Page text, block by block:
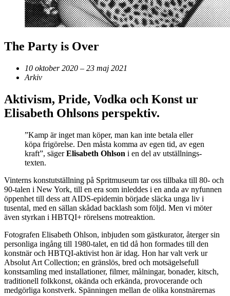
The Party is Over
10 oktober 2020 – 23 maj 2021
Arkiv
Aktivism, Pride, Vodka och Konst ur
Elisabeth Ohlsons perspektiv.
”Kamp är inget man köper, man kan inte betala eller
köpa frigörelse. Den måsta komma av egen tid, av egen
kraft”, sägerElisabeth Ohlson i en del av utställnings-
texten.
Vinterns konstutställning på Spritmuseum tar oss tillbaka till 80- och
90-talen i New York, till en era som inleddes i en anda av nyfunnen
öppenhet till dess att AIDS-epidemin började släcka unga liv i
tusental, med en sällan skådad backlash som följd. Men vi möter
även styrkan i HBTQI+ rörelsens motreaktion.
Fotografen Elisabeth Ohlson, inbjuden som gästkurator, återger sin
personliga ingång till 1980-talet, en tid då hon formades till den
konstnär och HBTQI-aktivist hon är idag. Hon har valt verk ur
Absolut Art Collection; en gränslös, bred och motsägelsefull
konstsamling med installationer, filmer, målningar, bonader, kitsch,
traditionell folkkonst, okända och erkända, provocerande och
medgörliga konstverk. Spänningen mellan de olika konstnärernas